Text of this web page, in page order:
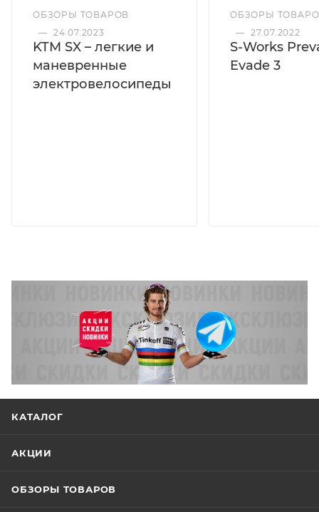
ОБЗОРЫ ТОВАРОВ
— 24.07.2023
KTM SX – легкие и
маневренные
электровелосипеды
ОБЗОРЫ
— 27.07.2022
S-Works
Evade 3
КАТАЛОГ
АКЦИИ
ОБЗОРЫ ТОВАРОВ